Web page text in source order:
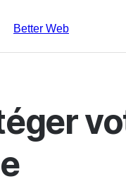
Better Web